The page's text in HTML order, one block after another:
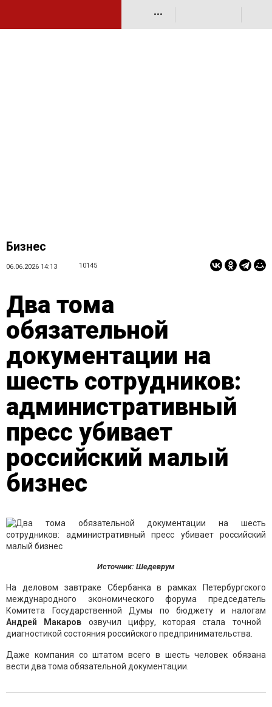
•••
Бизнес
06.06.2026 14:13 10145
Два тома
обязательной
документации на
шесть сотрудников:
административный
пресс убивает
российский малый
бизнес
Источник: Шедеврум
На деловом завтраке Сбербанка в рамках Петербургского
международного экономического форума председатель
Комитета Государственной Думы по бюджету и налогам
Андрей Макаров озвучил цифру, которая стала точной
диагностикой состояния российского предпринимательства.
Даже компания со штатом всего в шесть человек обязана
вести два тома обязательной документации.